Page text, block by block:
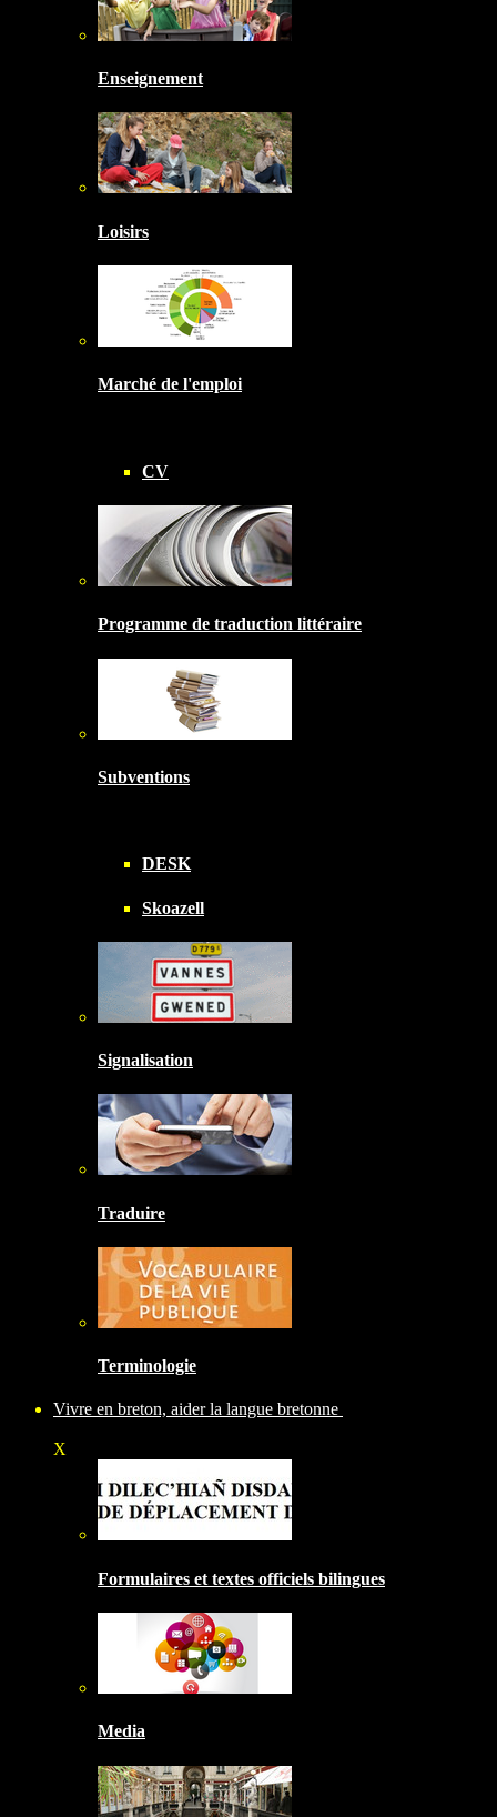
Enseignement
Loisirs
Marché de l'emploi
CV
Programme de traduction littéraire
Subventions
DESK
Skoazell
Signalisation
Traduire
Terminologie
Vivre en breton, aider la langue bretonne
X
Formulaires et textes officiels bilingues
Media